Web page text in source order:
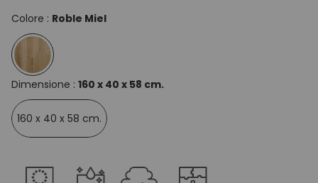
Colore : Roble Miel
Dimensione : 160 x 40 x 58 cm.
160 x 40 x 58 cm.